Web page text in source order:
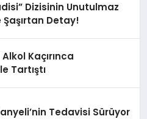
Dizisinin Unutulmaz
Şaşırtan Detay!
Kaçırınca
Tartıştı
Tedavisi Sürüyor